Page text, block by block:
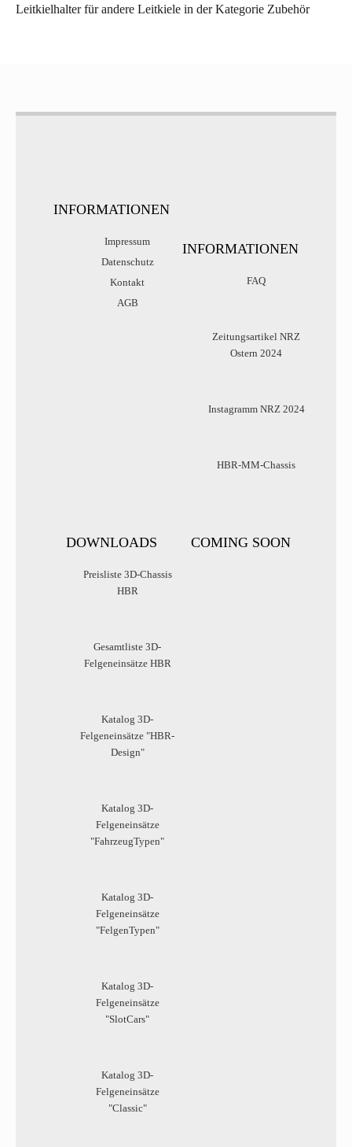
Leitkielhalter für andere Leitkiele in der Kategorie Zubehör
INFORMATIONEN
Impressum
Datenschutz
Kontakt
AGB
INFORMATIONEN
FAQ
Zeitungsartikel NRZ
Ostern 2024
Instagramm NRZ 2024
HBR-MM-Chassis
DOWNLOADS
Preisliste 3D-Chassis
HBR
Gesamtliste 3D-
Felgeneinsätze HBR
Katalog 3D-
Felgeneinsätze "HBR-
Design"
Katalog 3D-
Felgeneinsätze
"FahrzeugTypen"
Katalog 3D-
Felgeneinsätze
"FelgenTypen"
Katalog 3D-
Felgeneinsätze
"SlotCars"
Katalog 3D-
Felgeneinsätze
"Classic"
COMING SOON